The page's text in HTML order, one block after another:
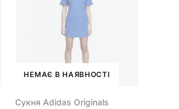
НЕМАЄ В НАЯВНОСТІ
Сукня Adidas Originals